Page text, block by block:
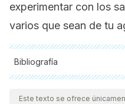
experimentar con los
varios que sean de tu
Bibliografía
Todas las fuentes citadas
nuestro equipo, para
Este texto se ofrece